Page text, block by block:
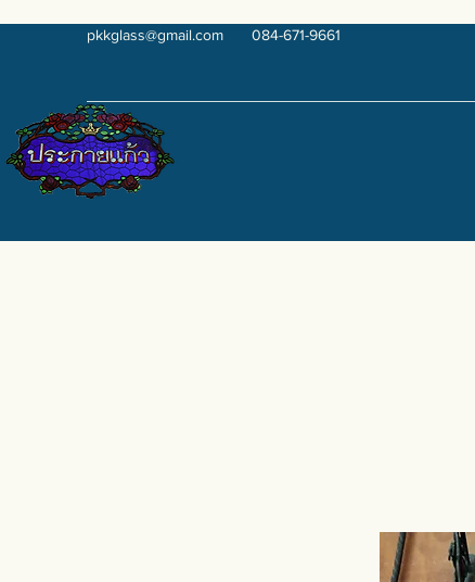
pkkglass@gmail.com 084-671-9661